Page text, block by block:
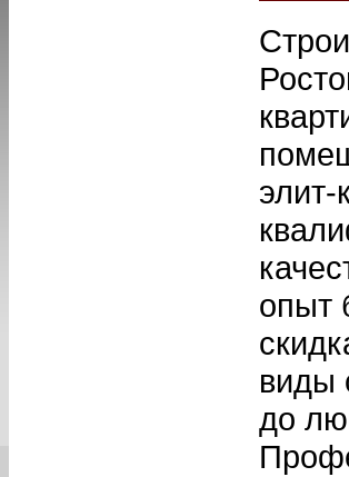
элит-
опыт
виды
до